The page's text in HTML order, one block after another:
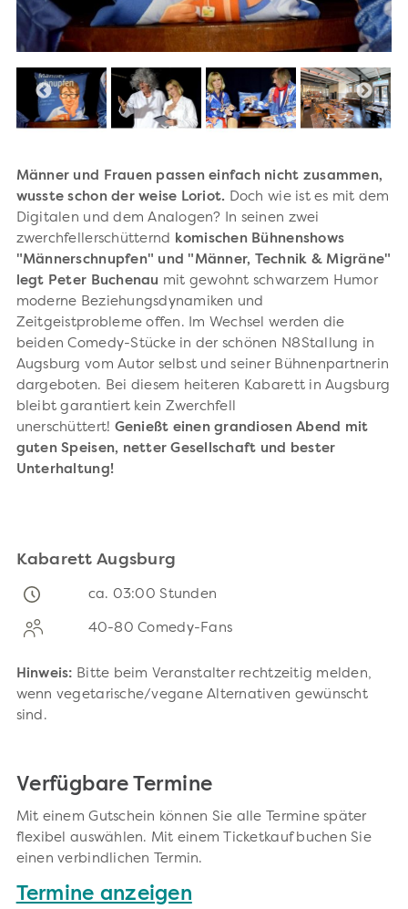
Männer und Frauen passen einfach nicht zusammen,
wusste schon der weise Loriot. Doch wie ist es mit dem
Digitalen und dem Analogen? In seinen zwei
zwerchfellerschütternd
komischen Bühnenshows
"Männerschnupfen" und "Männer, Technik & Migräne"
legt Peter Buchenau mit gewohnt schwarzem Humor
moderne Beziehungsdynamiken und
Zeitgeistprobleme offen. Im Wechsel werden die
beiden Comedy-Stücke in der schönen N8Stallung in
Augsburg vom Autor selbst und seiner Bühnenpartnerin
dargeboten. Bei diesem heiteren Kabarett in Augsburg
bleibt garantiert kein Zwerchfell
unerschüttert! Genießt einen grandiosen Abend mit
guten Speisen, netter Gesellschaft und bester
Unterhaltung!
Kabarett Augsburg
ca. 03:00 Stunden
40-80 Comedy-Fans
Hinweis: Bitte beim Veranstalter rechtzeitig melden,
wenn vegetarische/vegane Alternativen gewünscht
sind.
Verfügbare Termine
Mit einem Gutschein können Sie alle Termine später
flexibel auswählen. Mit einem Ticketkauf buchen Sie
einen verbindlichen Termin.
Termine anzeigen